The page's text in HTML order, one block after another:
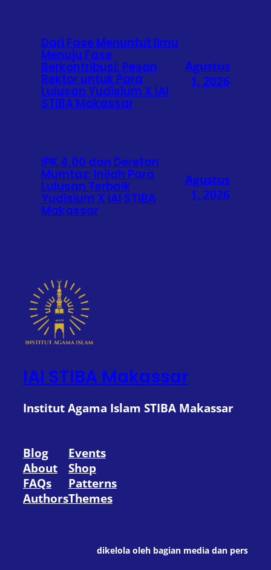
Dari Fase Menuntut Ilmu
Menuju Fase
Berkontribusi: Pesan
Rektor untuk Para
Lulusan Yudisium X IAI
STIBA Makassar
Agustus
1, 2026
IPK 4,00 dan Deretan
Mumtaz: Inilah Para
Lulusan Terbaik
Yudisium X IAI STIBA
Makassar
Agustus
1, 2026
IAI STIBA Makassar
Institut Agama Islam STIBA Makassar
Blog
About
FAQs
Authors
Events
Shop
Patterns
Themes
dikelola oleh bagian media dan pers